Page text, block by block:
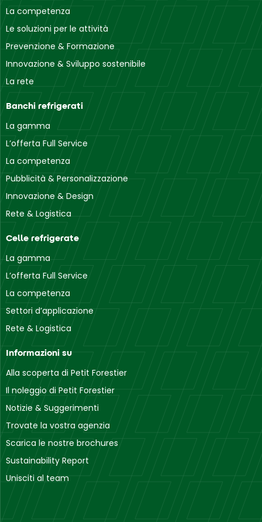
La competenza
Le soluzioni per le attività
Prevenzione & Formazione
Innovazione & Sviluppo sostenibile
La rete
Banchi refrigerati
La gamma
L’offerta Full Service
La competenza
Pubblicità & Personalizzazione
Innovazione & Design
Rete & Logistica
Celle refrigerate
La gamma
L’offerta Full Service
La competenza
Settori d’applicazione
Rete & Logistica
Informazioni su
Alla scoperta di Petit Forestier
Il noleggio di Petit Forestier
Notizie & Suggerimenti
Trovate la vostra agenzia
Scarica le nostre brochures
Sustainability Report
Unisciti al team